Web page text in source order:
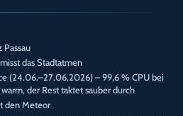
das Stadtatmen
(24.06.–27.06.2026) – 99,6 % CPU bei
der Rest taktet sauber durch
den Meteor